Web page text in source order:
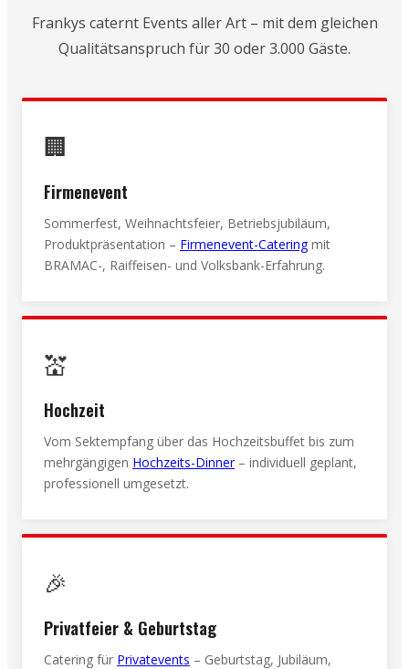
Frankys caternt Events aller Art – mit dem gleichen
Qualitätsanspruch für 30 oder 3.000 Gäste.
🏢
Firmenevent
Sommerfest, Weihnachtsfeier, Betriebsjubiläum,
Produktpräsentation – Firmenevent-Cateringmit
BRAMAC-, Raiffeisen- und Volksbank-Erfahrung.
💒
Hochzeit
Vom Sektempfang über das Hochzeitsbuffet bis zum
mehrgängigen Hochzeits-Dinner– individuell geplant,
professionell umgesetzt.
🎉
Privatfeier & Geburtstag
Catering für Privatevents – Geburtstag, Jubiläum,